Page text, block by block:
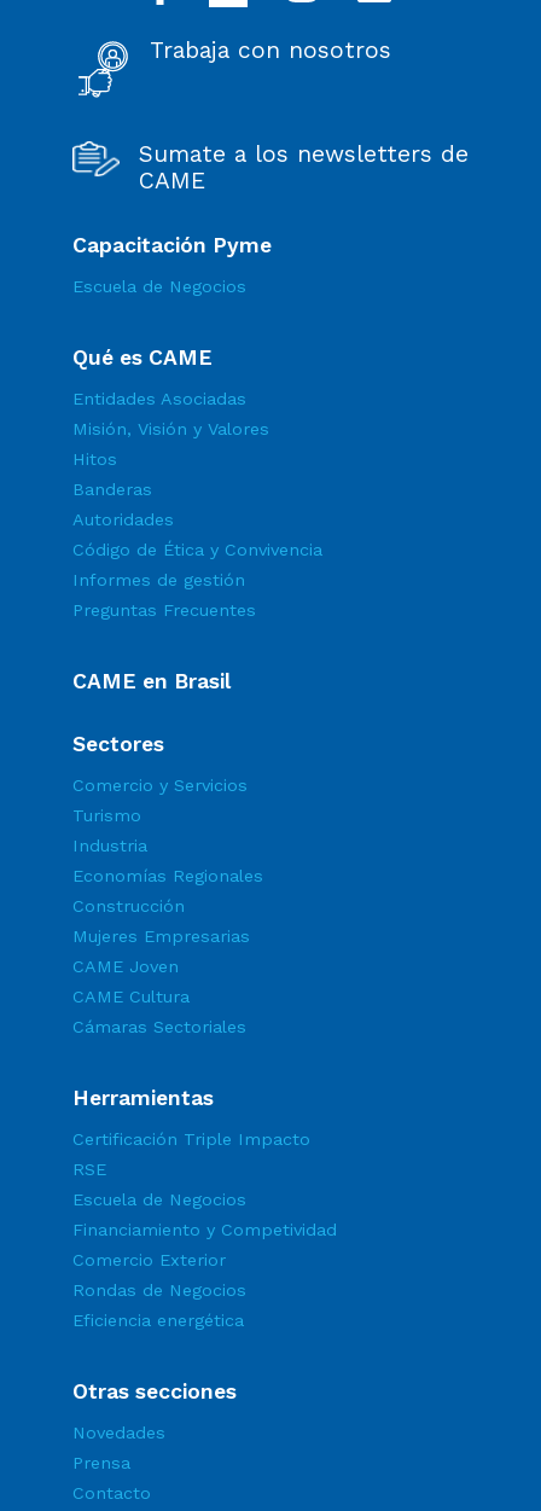
Trabaja con nosotros
Sumate a los newsletters de
CAME
Capacitación Pyme
Escuela de Negocios
Qué es CAME
Entidades Asociadas
Misión, Visión y Valores
Hitos
Banderas
Autoridades
Código de Ética y Convivencia
Informes de gestión
Preguntas Frecuentes
CAME en Brasil
Sectores
Comercio y Servicios
Turismo
Industria
Economías Regionales
Construcción
Mujeres Empresarias
CAME Joven
CAME Cultura
Cámaras Sectoriales
Herramientas
Certificación Triple Impacto
RSE
Escuela de Negocios
Financiamiento y Competividad
Comercio Exterior
Rondas de Negocios
Eficiencia energética
Otras secciones
Novedades
Prensa
Contacto